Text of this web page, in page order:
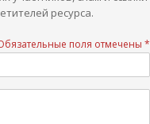
ресурса.
поля отмечены *